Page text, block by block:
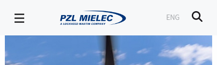
Strona
Główna
ENG